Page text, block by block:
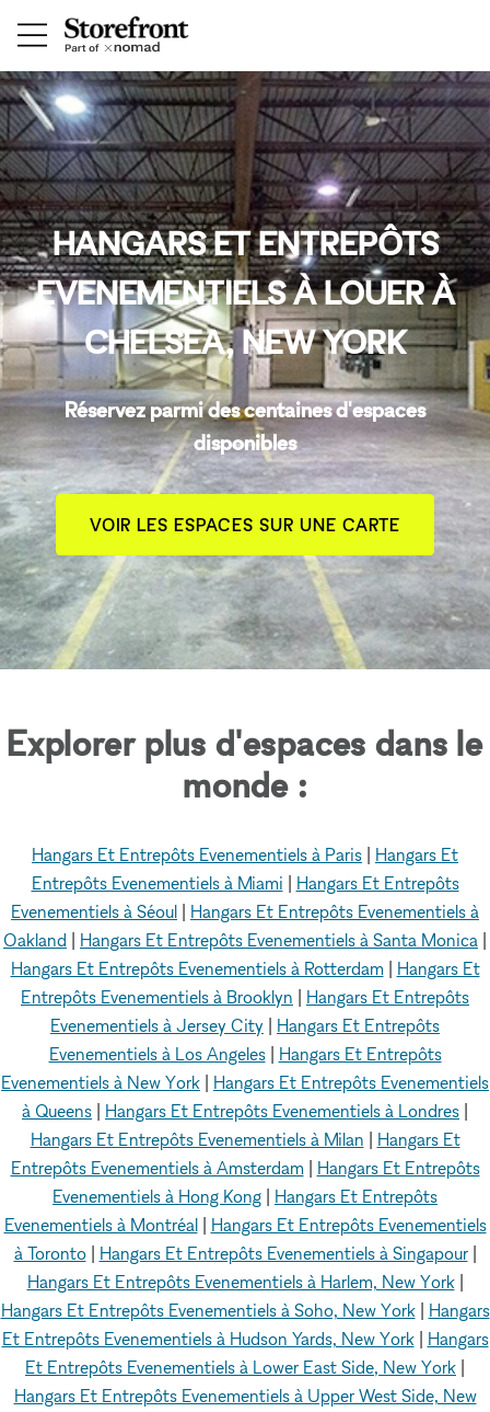
HANGARS ET ENTREPÔTS
EVENEMENTIELS À LOUER À
CHELSEA, NEW YORK
Réservez parmi des centaines d'espaces
disponibles
VOIR LES ESPACES SUR UNE CARTE
Explorer plus d'espaces dans le
monde :
Hangars Et Entrepôts Evenementiels à Paris
Hangars Et
Entrepôts Evenementiels à Miami
Hangars Et Entrepôts
Evenementiels à Séoul
Hangars Et Entrepôts Evenementiels à
Oakland
Hangars Et Entrepôts Evenementiels à Santa Monica
Hangars Et Entrepôts Evenementiels à Rotterdam| Hangars Et
Entrepôts Evenementiels à Brooklyn
Hangars Et Entrepôts
Evenementiels à Jersey City
Hangars Et Entrepôts
Evenementiels à Los Angeles| Hangars Et Entrepôts
Evenementiels à New York
Hangars Et Entrepôts Evenementiels
à Queens
Hangars Et Entrepôts Evenementiels à Londres
Hangars Et Entrepôts Evenementiels à Milan
Hangars Et
Entrepôts Evenementiels à Amsterdam| Hangars Et Entrepôts
Evenementiels à Hong Kong
Hangars Et Entrepôts
Evenementiels à Montréal| Hangars Et Entrepôts Evenementiels
à Toronto| Hangars Et Entrepôts Evenementiels à Singapour|
Hangars Et Entrepôts Evenementiels à Harlem, New York|
Hangars Et Entrepôts Evenementiels à Soho, New York| Hangars
Et Entrepôts Evenementiels à Hudson Yards, New York| Hangars
Et Entrepôts Evenementiels à Lower East Side, New York
Hangars Et Entrepôts Evenementiels à Upper West Side, New